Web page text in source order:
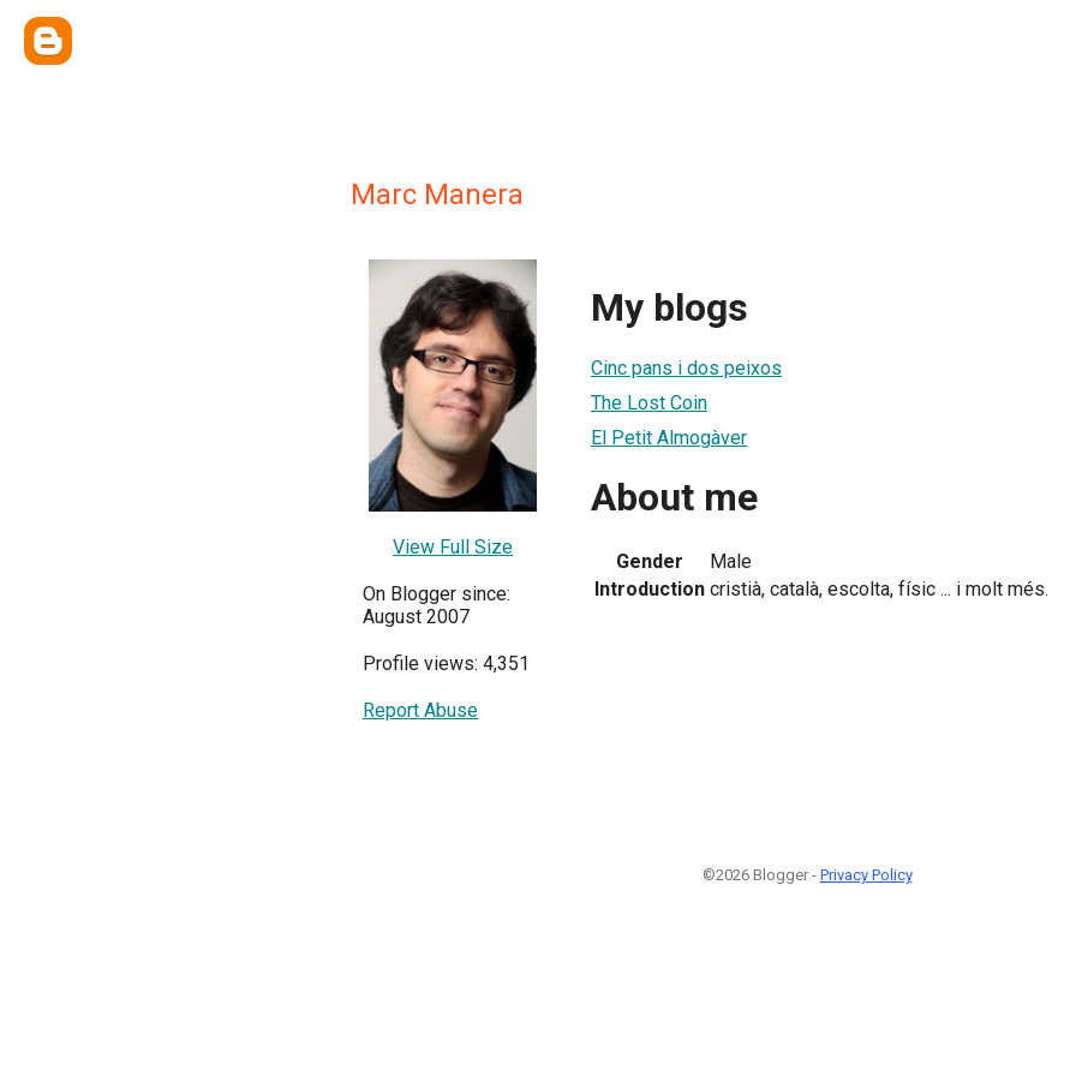
Marc Manera
View Full Size
On Blogger since:
August 2007
Profile views: 4,351
Report Abuse
My blogs
Cinc pans i dos peixos
The Lost Coin
El Petit Almogàver
About me
Gender
Male
Introduction cristià, català, escolta, físic ... i molt més.
©2026 Blogger - Privacy Policy